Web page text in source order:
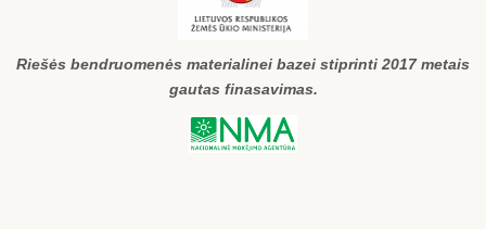
Riešės bendruomenės materialinei bazei stiprinti 2017 metais
gautas finasavimas.